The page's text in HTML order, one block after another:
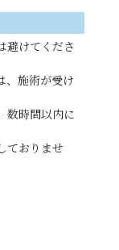
避けてくださ
、施術が受け
数時間以内に
ておりませ